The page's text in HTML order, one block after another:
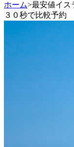
ホーム>最安値イス
３０秒で比較予約